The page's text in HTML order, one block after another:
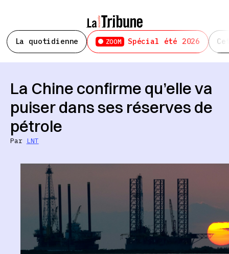
La quotidienne ZOOM Spécial été 2026
La Chine confirme qu’elle va
puiser dans ses réserves de
pétrole
Par LNT